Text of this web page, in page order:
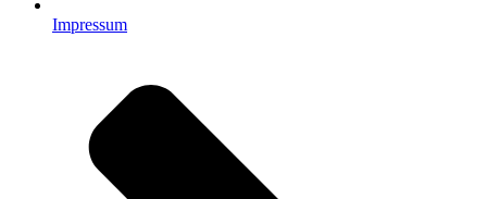
Impressum